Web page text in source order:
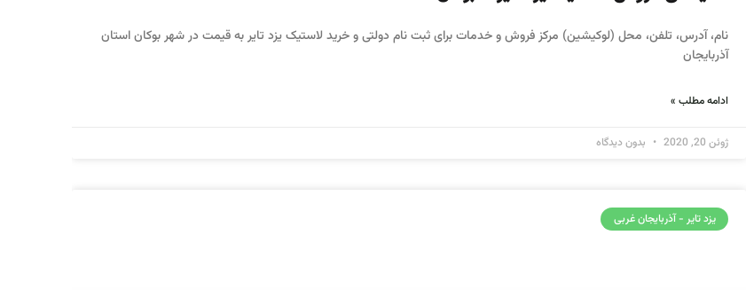
نام، آدرس، تلفن، محل (لوکیشین) مرکز فروش و خدمات برای ثبت نام دولتی و خرید لاستیک یزد تایر به قیمت در شهر بوکان استان
آذربایجان
ادامه مطلب »
ژوئن 20, 2020 بدون دیدگاه
یزد تایر - آذربایجان غربی